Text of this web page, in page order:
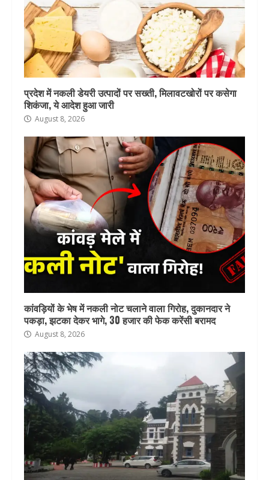
प्रदेश में नकली डेयरी उत्पादों पर सख्ती, मिलावटखोरों पर कसेगा
शिकंजा, ये आदेश हुआ जारी
August 8, 2026
कांवड़ियों के भेष में नकली नोट चलाने वाला गिरोह, दुकानदार ने
पकड़ा, झटका देकर भागे, 30 हजार की फेक करेंसी बरामद
August 8, 2026